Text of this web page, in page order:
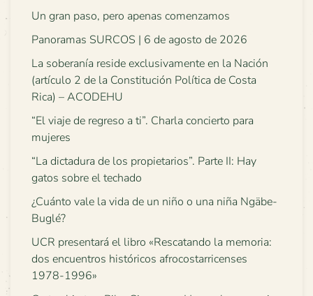
Un gran paso, pero apenas comenzamos
Panoramas SURCOS | 6 de agosto de 2026
La soberanía reside exclusivamente en la Nación
(artículo 2 de la Constitución Política de Costa
Rica) – ACODEHU
“El viaje de regreso a ti”. Charla concierto para
mujeres
“La dictadura de los propietarios”. Parte II: Hay
gatos sobre el techado
¿Cuánto vale la vida de un niño o una niña Ngäbe-
Buglé?
UCR presentará el libro «Rescatando la memoria:
dos encuentros históricos afrocostarricenses
1978-1996»